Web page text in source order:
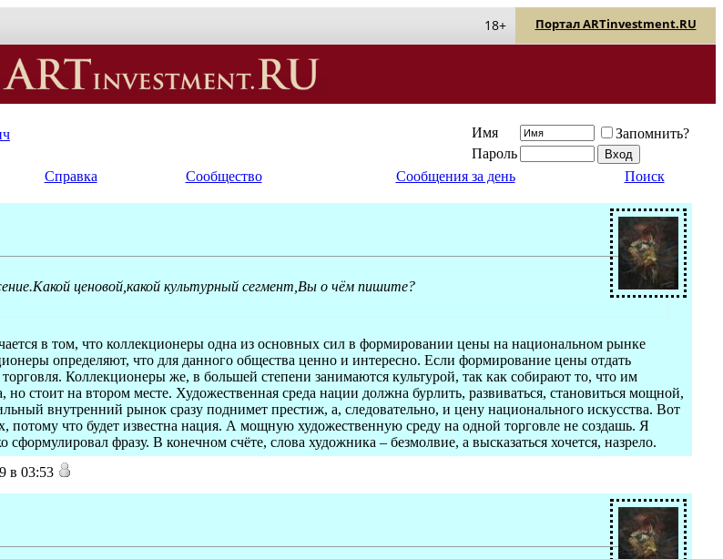
Портал ARTinvestment.RU
18+
Имя
Запомнить?
Пароль
Справка Сообщество Сообщения за день Поиск
ценовой,какой культурный сегмент,Вы о чём пишите?
в том, что коллекционеры одна из основных сил в формировании цены на национальном рынке
определяют, что для данного общества ценно и интересно. Если формирование цены отдать
торговля. Коллекционеры же, в большей степени занимаются культурой, так как собирают то, что им
но стоит на втором месте. Художественная среда нации должна бурлить, развиваться, становиться мощной,
внутренний рынок сразу поднимет престиж, а, следовательно, и цену национального искусства. Вот
потому что будет известна нация. А мощную художественную среду на одной торговле не создашь. Я
сформулировал фразу. В конечном счёте, слова художника – безмолвие, а высказаться хочется, назрело.
в 03:53